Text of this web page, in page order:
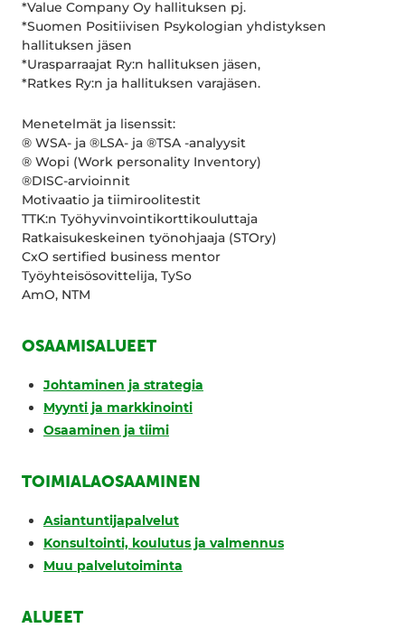
*Value Company Oy hallituksen pj.
*Suomen Positiivisen Psykologian yhdistyksen
hallituksen jäsen
*Urasparraajat Ry:n hallituksen jäsen,
*Ratkes Ry:n ja hallituksen varajäsen.
Menetelmät ja lisenssit:
® WSA- ja ®LSA- ja ®TSA -analyysit
® Wopi (Work personality Inventory)
®DISC-arvioinnit
Motivaatio ja tiimiroolitestit
TTK:n Työhyvinvointikorttikouluttaja
Ratkaisukeskeinen työnohjaaja (STOry)
CxO sertified business mentor
Työyhteisösovittelija, TySo
AmO, NTM
OSAAMISALUEET
Johtaminen ja strategia
Myynti ja markkinointi
Osaaminen ja tiimi
TOIMIALAOSAAMINEN
Asiantuntijapalvelut
Konsultointi, koulutus ja valmennus
Muu palvelutoiminta
ALUEET